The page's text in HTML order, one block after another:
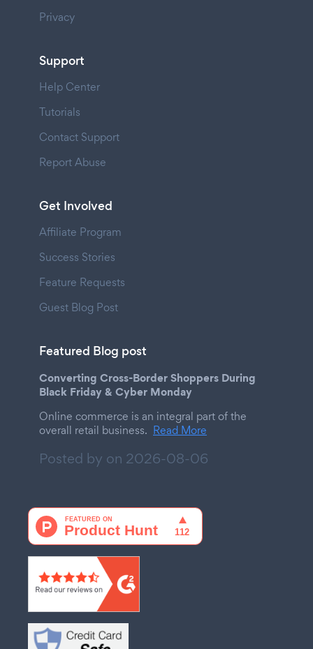
Privacy
Support
Help Center
Tutorials
Contact Support
Report Abuse
Get Involved
Affiliate Program
Success Stories
Feature Requests
Guest Blog Post
Featured Blog post
Converting Cross-Border Shoppers During
Black Friday & Cyber Monday
Online commerce is an integral part of the
overall retail business. Read More
Posted by on 2026-08-06